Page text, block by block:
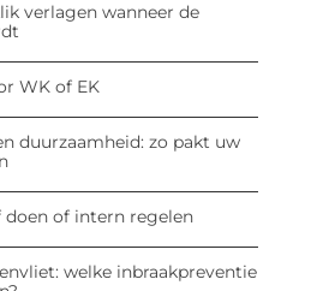
verlagen wanneer de
WK of EK
duurzaamheid: zo pakt uw
doen of intern regelen
welke inbraakpreventie